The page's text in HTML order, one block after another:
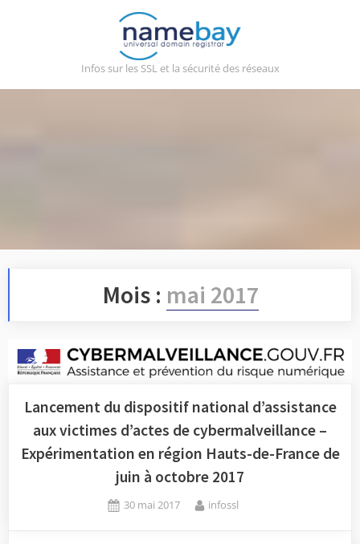
Infos sur les SSL et la sécurité des réseaux
Mois : mai 2017
Lancement du dispositif national d’assistance
aux victimes d’actes de cybermalveillance –
Expérimentation en région Hauts-de-France de
juin à octobre 2017
Posted
30 mai 2017 By
infossl